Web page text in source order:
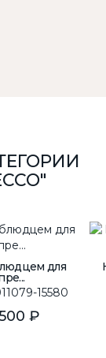
для
15580
₽